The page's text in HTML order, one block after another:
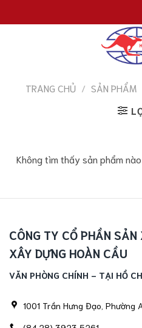
đến
TRANG CHỦ / SẢN PHẨM
Không tìm thấy sản phẩm
CÔNG TY CỔ PHẦN
XÂY DỰNG HOÀN CẦU
VĂN PHÒNG CHÍNH - TẠI HỒ
1001 Trần Hưng Đạo, Phường